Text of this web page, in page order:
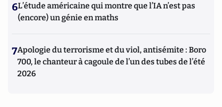
6L’étude américaine qui montre que l’IA n’est pas
(encore) un génie en maths
7Apologie du terrorisme et du viol, antisémite : Boro
700, le chanteur à cagoule de l’un des tubes de l’été
2026